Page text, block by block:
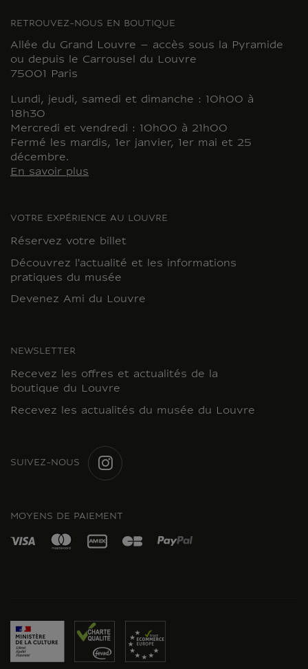
RETROUVEZ-NOUS EN BOUTIQUE
Allée du Grand Louvre – accès sous la Pyramide
ou depuis le Carrousel du Louvre
75001 Paris
Lundi, jeudi, samedi et dimanche : 10h00 à
18h30
Mercredi et vendredi : 10h00 à 21h00
Fermé les mardis, 1er janvier, 1er mai et 25
décembre.
En savoir plus
VOTRE EXPÉRIENCE AU LOUVRE
Réservez votre billet
Découvrez l'actualité et les informations
pratiques du musée
Devenez Ami du Louvre
NEWSLETTER
Recevez les offres et actualités de la
boutique du Louvre
Recevez les actualités du musée du Louvre
SUIVEZ-NOUS
MOYENS DE PAIEMENT